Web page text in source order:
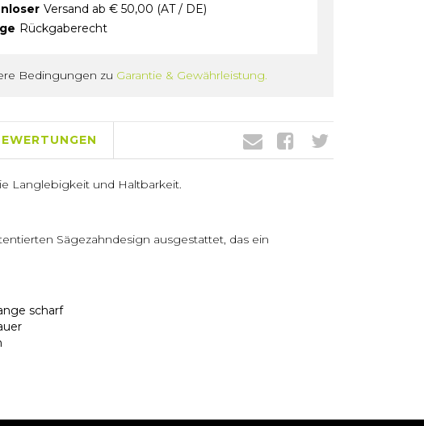
Versand ab € 50,00 (AT / DE)
Rückgaberecht
Bedingungen zu Garantie & Gewährleistung.
Langlebigkeit und Haltbarkeit.
Sägezahndesign ausgestattet, das ein
scharf